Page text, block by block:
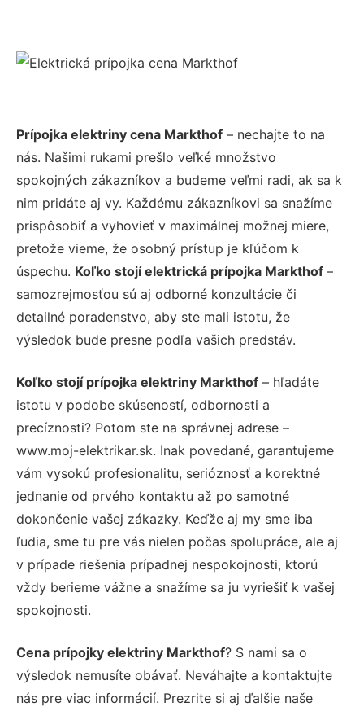
Prípojka elektriny cena Markthof – nechajte to na
nás. Našimi rukami prešlo veľké množstvo
spokojných zákazníkov a budeme veľmi radi, ak sa k
nim pridáte aj vy. Každému zákazníkovi sa snažíme
prispôsobiť a vyhovieť v maximálnej možnej miere,
pretože vieme, že osobný prístup je kľúčom k
úspechu. Koľko stojí elektrická prípojka Markthof –
samozrejmosťou sú aj odborné konzultácie či
detailné poradenstvo, aby ste mali istotu, že
výsledok bude presne podľa vašich predstáv.
Koľko stojí prípojka elektriny Markthof – hľadáte
istotu v podobe skúseností, odbornosti a
precíznosti? Potom ste na správnej adrese –
www.moj-elektrikar.sk. Inak povedané, garantujeme
vám vysokú profesionalitu, serióznosť a korektné
jednanie od prvého kontaktu až po samotné
dokončenie vašej zákazky. Keďže aj my sme iba
ľudia, sme tu pre vás nielen počas spolupráce, ale aj
v prípade riešenia prípadnej nespokojnosti, ktorú
vždy berieme vážne a snažíme sa ju vyriešiť k vašej
spokojnosti.
Cena prípojky elektriny Markthof? S nami sa o
výsledok nemusíte obávať. Neváhajte a kontaktujte
nás pre viac informácií. Prezrite si aj ďalšie naše